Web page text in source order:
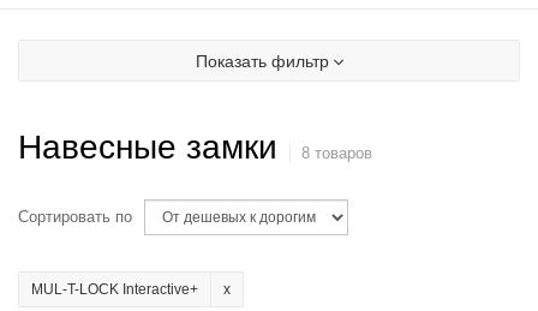
Показать фильтр
Навесные замки 8 товаров
Сортировать по
MUL-T-LOCK Interactive+